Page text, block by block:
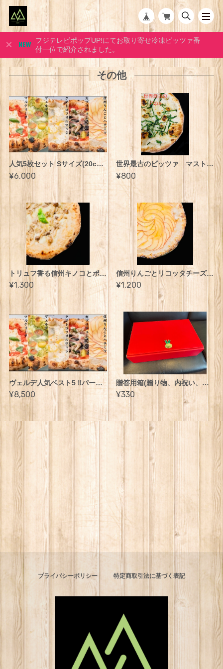
フジテレビポップUP!にてお取り寄せ冷凍ピッツァ番
付一位で紹介されました。
その他
人気5枚セット Sサイズ(20cmx５枚)
¥6,000
世界最古のピッツァ マストゥニコーラ Sサイズ(20cm)
¥800
トリュフ香る信州キノコとポルチーニ
¥1,300
信州りんごとリコッタチーズとはちみつ
¥1,200
ヴェルデ人気ベスト5 ‼︎パーティーセット(Mサイズ25cm×5枚)
¥8,500
贈答用箱(贈り物、内祝い、入学祝いなどに最適)Sサイズ6枚、Mサイズ3枚まで
¥330
プライバシーポリシー 特定商取引法に基づく表記